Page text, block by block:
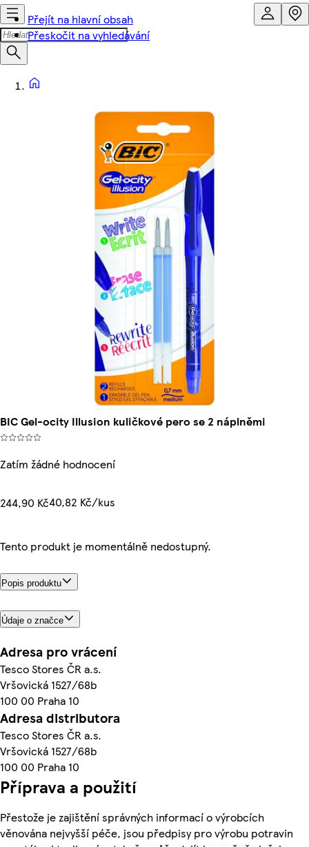
Přejít na hlavní obsah
Přeskočit na vyhledávání
BIC Gel-ocity Illusion kuličkové pero se 2 náplněmi
Zatím žádné hodnocení
244,90 Kč40,82 Kč/kus
Tento produkt je momentálně nedostupný.
Popis produktu
Údaje o značce
Adresa pro vrácení
Tesco Stores ČR a.s.
Vršovická 1527/68b
100 00 Praha 10
Adresa distributora
Tesco Stores ČR a.s.
Vršovická 1527/68b
100 00 Praha 10
Příprava a použití
Přestože je zajištění správných informací o výrobcích
věnována nejvyšší péče, jsou předpisy pro výrobu potravin